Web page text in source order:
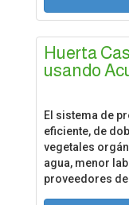
Huerta
usando
El sistema de
eficiente, de
vegetales
agua, menor
proveedores